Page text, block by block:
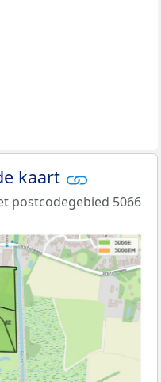
kaart
postcodegebied 5066